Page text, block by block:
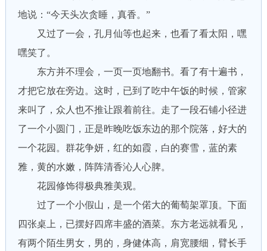
地说：“今天头次贪睡，真香。”
又过了一会，孔月仙等也起来，也看了看太阳，嘿
嘿笑了。
东方并不理会，一页一页地翻书。看了有十遍书，
才把它放在旁边。这时，已到了吃中午饭的时候，管家
来叫了，众人也不推让跟着前往。走了一段石铺小径进
了一个小圆门，正是昨晚吃饭东边的那个院落，好大的
一个花园。群花争妍，红的如霞，白的赛雪，蓝的素
雅，黄的水嫩，阵阵清香沁人心脾。
花园修饰得极典雅美观。
过了一个小假山，是一个偌大的葡萄架罩顶。下面
四张桌上，已摆好四席丰盛的酒菜。东方老远就看见，
有两个陌生男女，男的，身健体高，肩宽腰细，臂长手